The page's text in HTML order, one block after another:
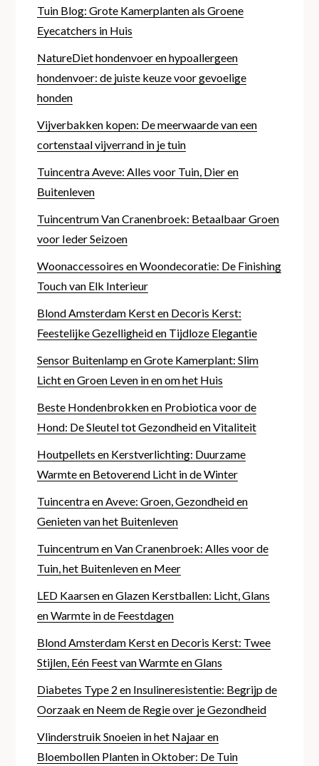
Tuin Blog: Grote Kamerplanten als Groene
Eyecatchers in Huis
NatureDiet hondenvoer en hypoallergeen
hondenvoer: de juiste keuze voor gevoelige
honden
Vijverbakken kopen: De meerwaarde van een
cortenstaal vijverrand in je tuin
Tuincentra Aveve: Alles voor Tuin, Dier en
Buitenleven
Tuincentrum Van Cranenbroek: Betaalbaar Groen
voor Ieder Seizoen
Woonaccessoires en Woondecoratie: De Finishing
Touch van Elk Interieur
Blond Amsterdam Kerst en Decoris Kerst:
Feestelijke Gezelligheid en Tijdloze Elegantie
Sensor Buitenlamp en Grote Kamerplant: Slim
Licht en Groen Leven in en om het Huis
Beste Hondenbrokken en Probiotica voor de
Hond: De Sleutel tot Gezondheid en Vitaliteit
Houtpellets en Kerstverlichting: Duurzame
Warmte en Betoverend Licht in de Winter
Tuincentra en Aveve: Groen, Gezondheid en
Genieten van het Buitenleven
Tuincentrum en Van Cranenbroek: Alles voor de
Tuin, het Buitenleven en Meer
LED Kaarsen en Glazen Kerstballen: Licht, Glans
en Warmte in de Feestdagen
Blond Amsterdam Kerst en Decoris Kerst: Twee
Stijlen, Eén Feest van Warmte en Glans
Diabetes Type 2 en Insulineresistentie: Begrijp de
Oorzaak en Neem de Regie over je Gezondheid
Vlinderstruik Snoeien in het Najaar en
Bloembollen Planten in Oktober: De Tuin